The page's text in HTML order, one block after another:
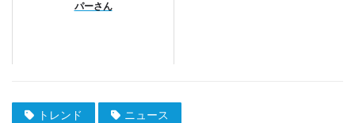
パーさん
トレンド ニュース